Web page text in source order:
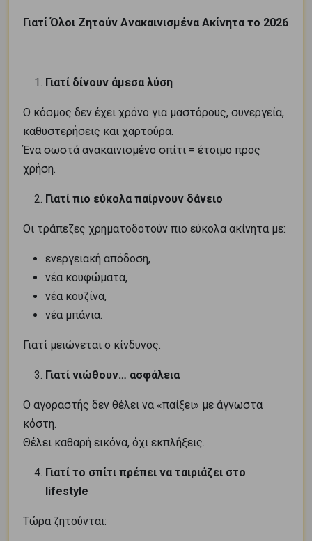
Γιατί Όλοι Ζητούν Ανακαινισμένα Ακίνητα το 2026
Γιατί δίνουν άμεσα λύση
Ο κόσμος δεν έχει χρόνο για μαστόρους, συνεργεία,
καθυστερήσεις και χαρτούρα.
Ένα σωστά ανακαινισμένο σπίτι = έτοιμο προς
χρήση.
Γιατί πιο εύκολα παίρνουν δάνειο
Οι τράπεζες χρηματοδοτούν πιο εύκολα ακίνητα με:
ενεργειακή απόδοση,
νέα κουφώματα,
νέα κουζίνα,
νέα μπάνια.
Γιατί μειώνεται ο κίνδυνος.
Γιατί νιώθουν… ασφάλεια
Ο αγοραστής δεν θέλει να «παίξει» με άγνωστα
κόστη.
Θέλει καθαρή εικόνα, όχι εκπλήξεις.
Γιατί το σπίτι πρέπει να ταιριάζει στο
lifestyle
Τώρα ζητούνται: